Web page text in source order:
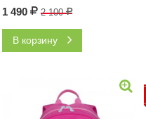
1 490 Р 2 100Р
В корзину